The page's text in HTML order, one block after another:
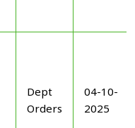
Dept
Orders
04-10-
2025